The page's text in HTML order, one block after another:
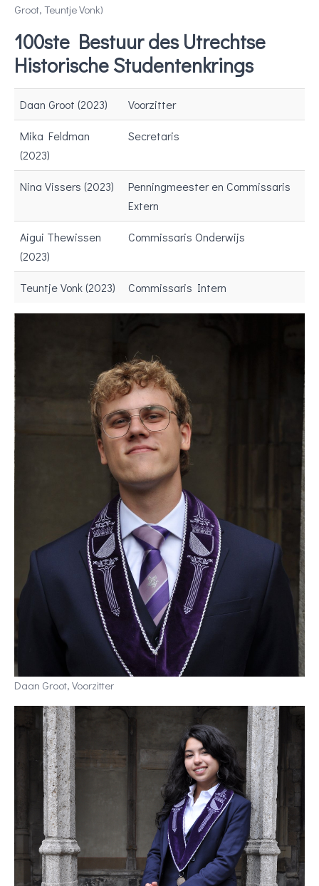
Groot, Teuntje Vonk)
100ste Bestuur des Utrechtse
Historische Studentenkrings
Daan Groot (2023) Voorzitter
Mika Feldman
(2023)
Secretaris
Nina Vissers (2023)
Penningmeester en Commissaris
Extern
Aigui Thewissen
(2023)
Commissaris Onderwijs
Teuntje Vonk (2023) Commissaris Intern
Daan Groot, Voorzitter